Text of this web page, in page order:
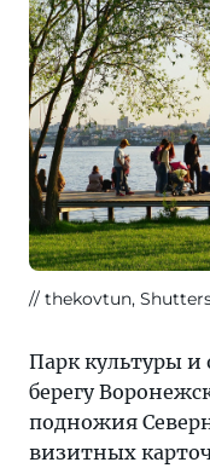
thekovtun,
Парк культуры
берегу
подножия
визитных